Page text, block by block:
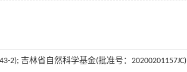
2); 吉林省自然科学基金(批准号：20200201157JC)